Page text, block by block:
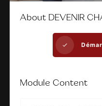
About DEVENIR
Module Content